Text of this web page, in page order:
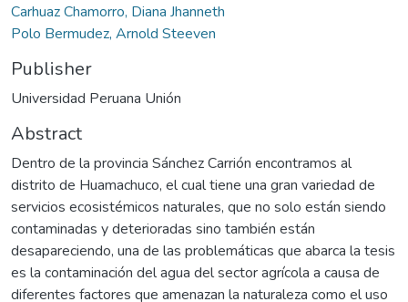
Carhuaz Chamorro, Diana Jhanneth
Polo Bermudez, Arnold Steeven
Publisher
Universidad Peruana Unión
Abstract
Dentro de la provincia Sánchez Carrión encontramos al
distrito de Huamachuco, el cual tiene una gran variedad de
servicios ecosistémicos naturales, que no solo están siendo
contaminadas y deterioradas sino también están
desapareciendo, una de las problemáticas que abarca la tesis
es la contaminación del agua del sector agrícola a causa de
diferentes factores que amenazan la naturaleza como el uso